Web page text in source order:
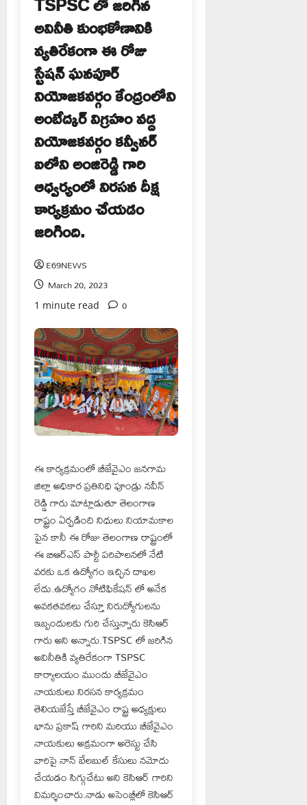
అవినీతి కుంభకోణానికి
వ్యతిరేకంగా ఈ రోజు
స్టేషన్ ఘనపూర్
నియోజకవర్గం కేంద్రంలోని
అంబేద్కర్ విగ్రహం వద్ద
నియోజకవర్గం కన్వీనర్
ఐలోని అంజిరెడ్డి గారి
ఆధ్వర్యంలో నిరసన దీక్ష
కార్యక్రమం చేయడం
జరిగింది.
E69NEWS
March 20, 2023
1 minute read 0
ఈ కార్యక్రమంలో బీజేవైఎం జనగామ
జిల్లా అధికార ప్రతినిధి పూండ్రు నవీన్
రెడ్డి గారు మాట్లాడుతూ తెలంగాణ
రాష్ట్రం ఏర్పడింది నిధులు నియామకాల
పైన కానీ ఈ రోజు తెలంగాణ రాష్ట్రంలో
ఈ బిఆర్ఎస్ పార్టీ పరిపాలనలో నేటి
వరకు ఒక ఉద్యోగం ఇచ్చిన దాఖల
లేదు.ఉద్యోగం నోటిఫికేషన్ లో అనేక
అవకతవకలు చేస్తూ నిరుద్యోగులను
ఇబ్బందులకు గురి చేస్తున్నారు కెసిఆర్
గారు అని అన్నారు.TSPSC లో జరిగిన
అవినీతికి వ్యతిరేకంగా TSPSC
కార్యాలయం ముందు బీజేవైఎం
నాయకులు నిరసన కార్యక్రమం
తెలియజేస్తే బీజేవైఎం రాష్ట్ర అధ్యక్షులు
భాను ప్రకాష్ గారిని మరియు బీజేవైఎం
నాయకులు అక్రమంగా అరెస్టు చేసి
వారిపై నాన్ బేలబుల్ కేసులు నమోదు
చేయడం సిగ్గుచేటు అని కెసిఆర్ గారిని
విమర్శించారు.నాడు అసెంబ్లీలో కెసిఆర్